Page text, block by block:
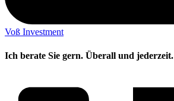
Voß Investment
Ich berate Sie gern. Überall und jederzeit.